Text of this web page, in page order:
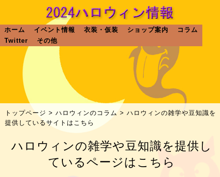
ホーム イベント情報 衣装・仮装 ショップ案内
コラム
Twitter
その他
トップページ > ハロウィンのコラム> ハロウィンの雑学や豆知識を
提供しているサイトはこちら
ハロウィンの雑学や豆知識を提供し
ているページはこちら